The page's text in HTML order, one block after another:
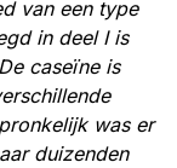
van een type
in deel I is
caseïne is
was er
duizenden